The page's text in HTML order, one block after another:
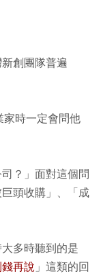
創團隊普遍
家時一定會問他
？」面對這個問
頭收購」、「成
多時聽到的是
再說 」這類的回